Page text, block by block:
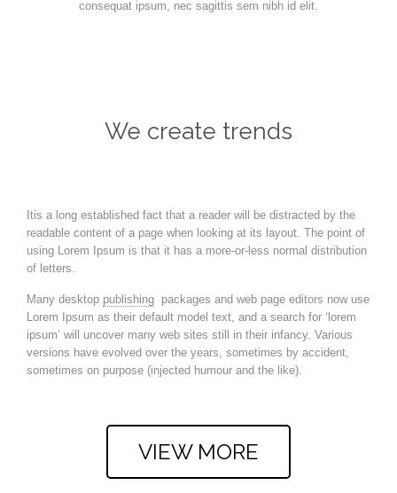
consequat ipsum, nec sagittis sem nibh id elit.
We create trends
Itis a long established fact that a reader will be distracted by the
readable content of a page when looking at its layout. The point of
using Lorem Ipsum is that it has a more-or-less normal distribution
of letters.
Many desktop publishing packages and web page editors now use
Lorem Ipsum as their default model text, and a search for ‘lorem
ipsum’ will uncover many web sites still in their infancy. Various
versions have evolved over the years, sometimes by accident,
sometimes on purpose (injected humour and the like).
VIEW MORE